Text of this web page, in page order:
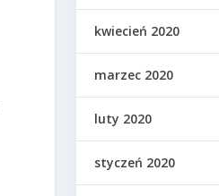
kwiecień 2020
marzec 2020
luty 2020
styczeń 2020